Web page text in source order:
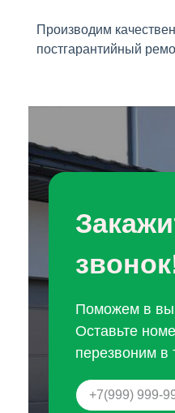
Производим
постгарантийный
Поможем в
Оставьте
перезвоним в